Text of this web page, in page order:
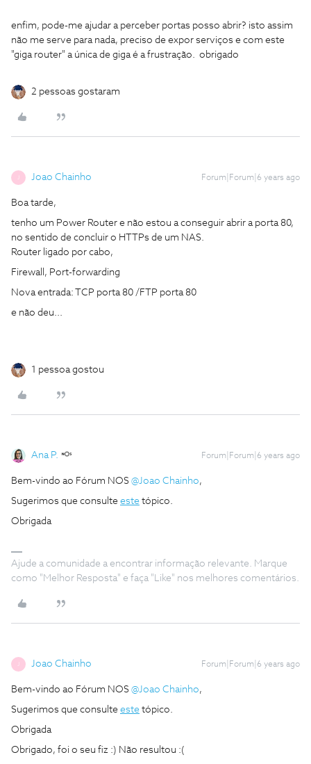
enfim, pode-me ajudar a perceber portas posso abrir? isto assim
não me serve para nada, preciso de expor serviços e com este
"giga router" a única de giga é a frustração. obrigado
2 pessoas gostaram
Joao Chainho Forum|Forum|6 years ago
Boa tarde,
tenho um Power Router e não estou a conseguir abrir a porta 80,
no sentido de concluir o HTTPs de um NAS.
Router ligado por cabo,
Firewall, Port-forwarding
Nova entrada: TCP porta 80 /FTP porta 80
e não deu...
1 pessoa gostou
Ana P. Forum|Forum|6 years ago
Bem-vindo ao Fórum NOS @Joao Chainho,
Sugerimos que consulte este tópico.
Obrigada
Ajude a comunidade a encontrar informação relevante. Marque
como "Melhor Resposta" e faça "Like" nos melhores comentários.
Joao Chainho Forum|Forum|6 years ago
Bem-vindo ao Fórum NOS @Joao Chainho,
Sugerimos que consulte este tópico.
Obrigada
Obrigado, foi o seu fiz :) Não resultou :(